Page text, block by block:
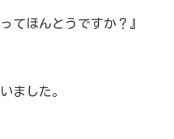
てほんとうですか？』
ました。